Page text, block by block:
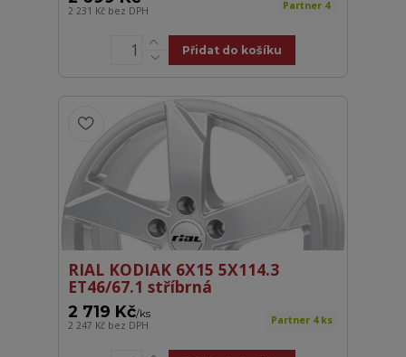
2 231 Kč bez DPH Partner 4
Přidat do košíku
RIAL KODIAK 6X15 5X114.3
ET46/67.1 stříbrná
2 719 Kč/ks
2 247 Kč bez DPH Partner 4 ks